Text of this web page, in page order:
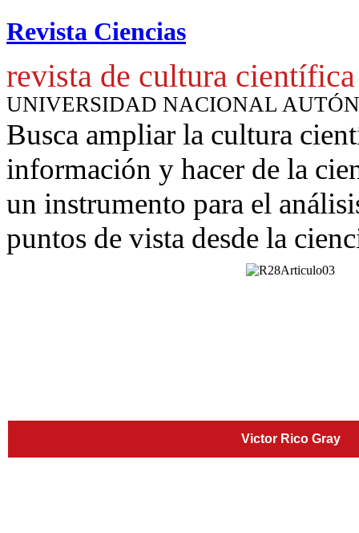
Revista Ciencias
revista de cultura científica
UNIVERSIDAD NACIONAL
Busca ampliar la cultura
información y hacer de la
un instrumento para el
puntos de vista desde la
Victor Rico Gray